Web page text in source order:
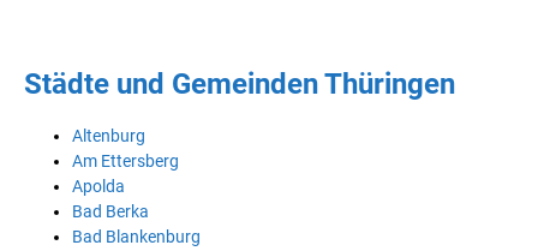
Städte und Gemeinden Thüringen
Altenburg
Am Ettersberg
Apolda
Bad Berka
Bad Blankenburg